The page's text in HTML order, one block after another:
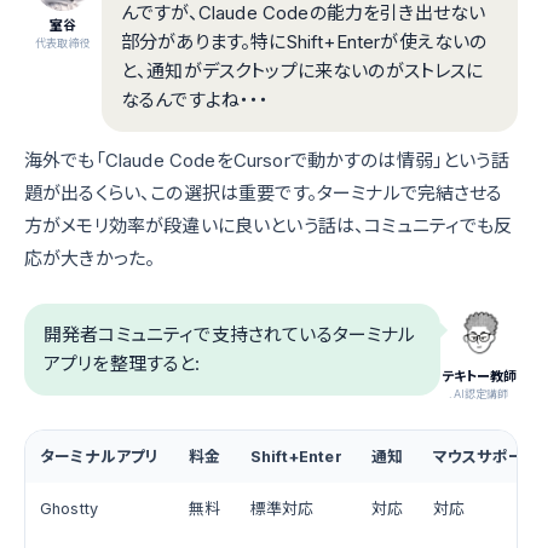
室谷
代表取締役
んですが、Claude Codeの能力を引き出せない
部分があります。特にShift+Enterが使えないの
と、通知がデスクトップに来ないのがストレスに
なるんですよね・・・
海外でも「Claude CodeをCursorで動かすのは情弱」という話
題が出るくらい、この選択は重要です。ターミナルで完結させる
方がメモリ効率が段違いに良いという話は、コミュニティでも反
応が大きかった。
テキトー教師
.AI認定講師
開発者コミュニティで支持されているターミナル
アプリを整理すると:
ターミナルアプリ 料金 Shift+Enter 通知 マウスサポート
Ghostty 無料 標準対応 対応 対応